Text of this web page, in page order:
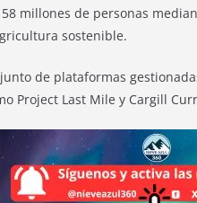
millones de personas
sostenible.
de plataformas
Project Last Mile y Cargill